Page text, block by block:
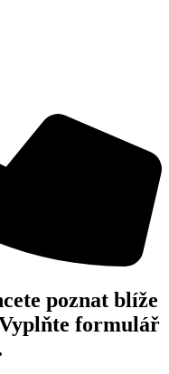
poznat blíže
formulář